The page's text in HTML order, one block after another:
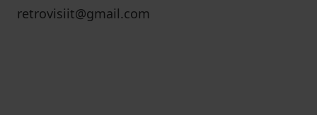
retrovisiit@gmail.com